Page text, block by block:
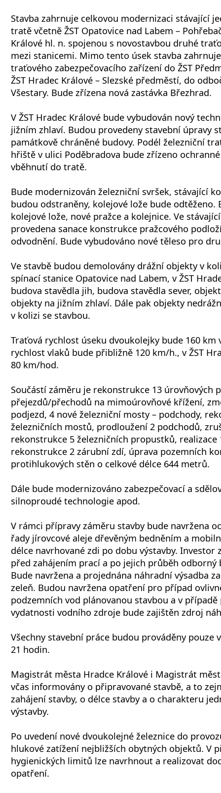
Stavba zahrnuje celkovou modernizaci stávající
tratě včetně ŽST Opatovice nad Labem –
Králové hl. n. spojenou s novostavbou druhé
mezi stanicemi. Mimo tento úsek stavba
traťového zabezpečovacího zařízení do ŽST
ŽST Hradec Králové – Slezské předměstí, do
Všestary. Bude zřízena nová zastávka Březhrad.
V ŽST Hradec Králové bude vybudován nový
jižním zhlaví. Budou provedeny stavební úpravy
památkově chráněné budovy. Podél železniční
hřiště v ulici Poděbradova bude zřízeno
vběhnutí do tratě.
Bude modernizován železniční svršek, stávající
budou odstraněny, kolejové lože bude odtěženo.
kolejové lože, nové pražce a kolejnice. Ve
provedena sanace konstrukce pražcového
odvodnění. Bude vybudováno nové těleso pro
Ve stavbě budou demolovány drážní objekty v
spínací stanice Opatovice nad Labem, v ŽST
budova stavědla jih, budova stavědla sever,
objekty na jižním zhlaví. Dále pak objekty
v kolizi se stavbou.
Traťová rychlost úseku dvoukolejky bude 160 km
rychlost vlaků bude přibližně 120 km/h., v ŽST
80 km/hod.
Součástí záměru je rekonstrukce 13 úrovňových
přejezdů/přechodů na mimoúrovňové křížení,
podjezd, 4 nové železniční mosty – podchody,
železničních mostů, prodloužení 2 podchodů,
rekonstrukce 5 železničních propustků, realizace
rekonstrukce 2 zárubní zdí, úprava pozemních
protihlukových stěn o celkové délce 644 metrů.
Dále bude modernizováno zabezpečovací a
silnoproudé technologie apod.
V rámci přípravy záměru stavby bude navržena
řady jírovcové aleje dřevěným bedněním a
délce navrhované zdi po dobu výstavby.
před zahájením prací a po jejich průběh odborný
Bude navržena a projednána náhradní výsadba
zeleň. Budou navržena opatření pro případ
podzemních vod plánovanou stavbou a v
vydatnosti vodního zdroje bude zajištěn zdroj
Všechny stavební práce budou prováděny pouze
21 hodin.
Magistrát města Hradce Králové i Magistrát
včas informovány o připravované stavbě, a to
zahájení stavby, o délce stavby a o charakteru
výstavby.
Po uvedení nové dvoukolejné železnice do
hlukové zatížení nejbližších obytných objektů. V
hygienických limitů lze navrhnout a realizovat
opatření.